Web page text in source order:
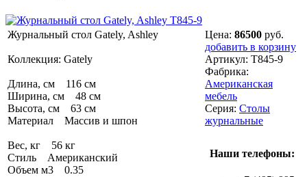
Журнальный стол Gately, Ashley
Коллекция: Gately
Длина, см 116 см
Ширина, см 48 см
Высота, см 63 см
Материал Массив и шпон
Вес, кг 56 кг
Стиль Американский
Объем м3 0.35
Цена: 86500 руб.
добавить в корзину
Артикул: T845-9
Фабрика:
Американская
мебель
Серия: Столы
журнальные
Наши телефоны: